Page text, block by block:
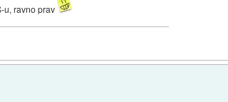
u, ravno prav